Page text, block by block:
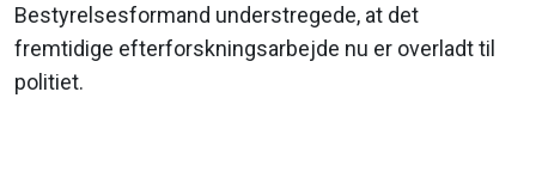
Bestyrelsesformand understregede, at det
fremtidige efterforskningsarbejde nu er overladt til
politiet.